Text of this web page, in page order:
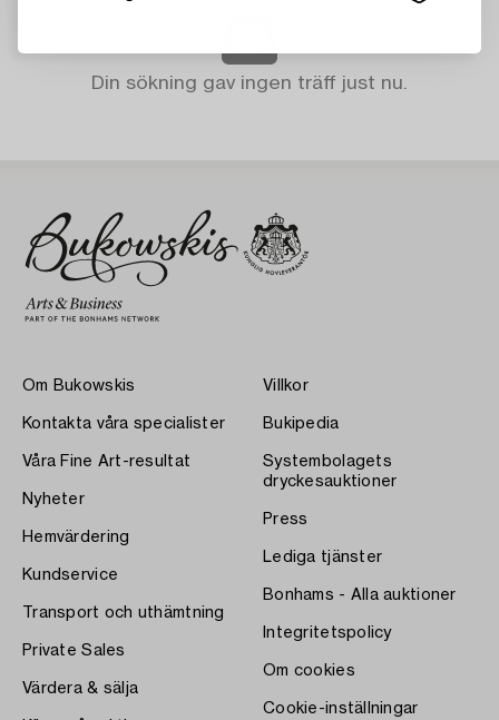
Din sökning gav ingen träff just nu.
Om Bukowskis
Kontakta våra specialister
Våra Fine Art-resultat
Nyheter
Hemvärdering
Kundservice
Transport och uthämtning
Private Sales
Värdera & sälja
Villkor
Bukipedia
Systembolagets
dryckesauktioner
Press
Lediga tjänster
Bonhams - Alla auktioner
Integritetspolicy
Om cookies
Cookie-inställningar